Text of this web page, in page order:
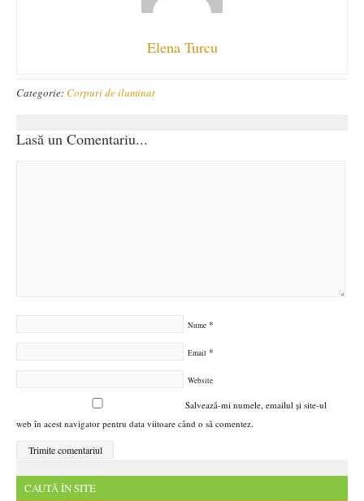
Elena Turcu
Categorie:Corpuri de iluminat
Lasă un Comentariu...
Nume *
Email *
Website
Salvează-mi numele, emailul și site-ul
web în acest navigator pentru data viitoare când o să comentez.
CAUTĂ ÎN SITE